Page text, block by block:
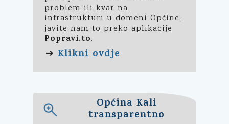
problem ili kvar na
infrastrukturi u domeni Općine,
javite nam to preko aplikacije
Popravi.to.
➔ Klikni ovdje
Općina Kali
transparentno